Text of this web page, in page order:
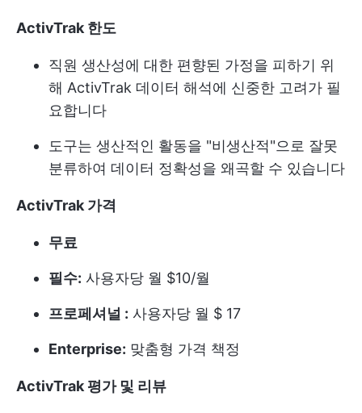
ActivTrak 한도
직원 생산성에 대한 편향된 가정을 피하기 위
해 ActivTrak 데이터 해석에 신중한 고려가 필
요합니다
도구는 생산적인 활동을 "비생산적"으로 잘못
분류하여 데이터 정확성을 왜곡할 수 있습니다
ActivTrak 가격
무료
필수: 사용자당 월 $10/월
프로페셔널 : 사용자당 월 $ 17
Enterprise: 맞춤형 가격 책정
ActivTrak 평가 및 리뷰